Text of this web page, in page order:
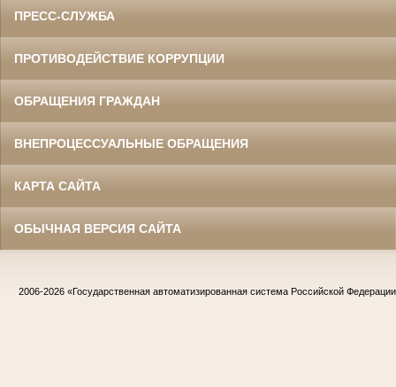
ПРЕСС-СЛУЖБА
ПРОТИВОДЕЙСТВИЕ КОРРУПЦИИ
ОБРАЩЕНИЯ ГРАЖДАН
ВНЕПРОЦЕССУАЛЬНЫЕ ОБРАЩЕНИЯ
КАРТА САЙТА
ОБЫЧНАЯ ВЕРСИЯ САЙТА
2006-2026 «Государственная автоматизированная система Российской